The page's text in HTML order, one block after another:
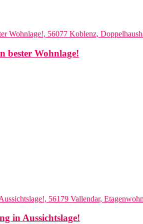
bester Wohnlage!
in Aussichtslage!